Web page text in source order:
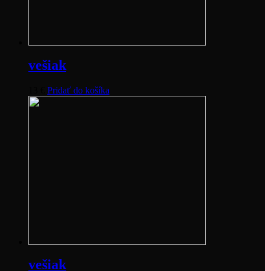
vešiak
Pridať do košíka
vešiak